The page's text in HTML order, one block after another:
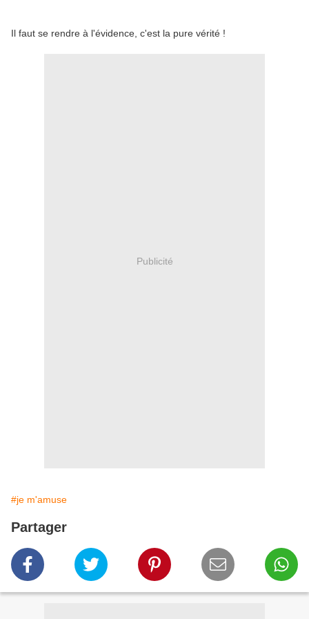
Il faut se rendre à l'évidence, c'est la pure vérité !
Publicité
#je m'amuse
Partager